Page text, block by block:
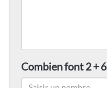
Combien font 2 +